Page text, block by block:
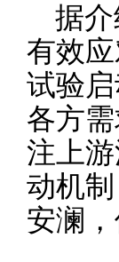
据
有效
试验
各方
注上
动机
安澜，